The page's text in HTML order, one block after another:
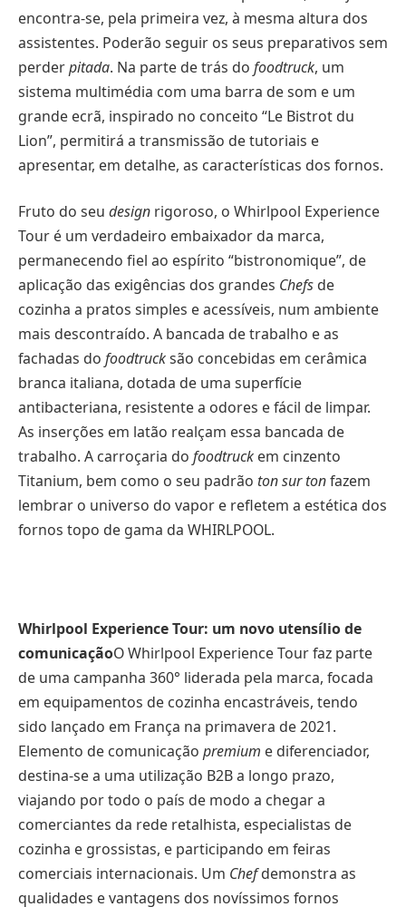
encontra-se, pela primeira vez, à mesma altura dos
assistentes. Poderão seguir os seus preparativos sem
perderpitada. Na parte de trás do foodtruck, um
sistema multimédia com uma barra de som e um
grande ecrã, inspirado no conceito “Le Bistrot du
Lion”, permitirá a transmissão de tutoriais e
apresentar, em detalhe, as características dos fornos.
Fruto do seu design rigoroso, o Whirlpool Experience
Tour é um verdadeiro embaixador da marca,
permanecendo fiel ao espírito “bistronomique”, de
aplicação das exigências dos grandes Chefs de
cozinha a pratos simples e acessíveis, num ambiente
mais descontraído. A bancada de trabalho e as
fachadas do foodtrucksão concebidas em cerâmica
branca italiana, dotada de uma superfície
antibacteriana, resistente a odores e fácil de limpar.
As inserções em latão realçam essa bancada de
trabalho. A carroçaria do foodtruck em cinzento
Titanium, bem como o seu padrão ton sur tonfazem
lembrar o universo do vapor e refletem a estética dos
fornos topo de gama da WHIRLPOOL.
Whirlpool Experience Tour: um novo utensílio de
comunicaçãoO Whirlpool Experience Tour faz parte
de uma campanha 360° liderada pela marca, focada
em equipamentos de cozinha encastráveis, tendo
sido lançado em França na primavera de 2021.
Elemento de comunicação premium e diferenciador,
destina-se a uma utilização B2B a longo prazo,
viajando por todo o país de modo a chegar a
comerciantes da rede retalhista, especialistas de
cozinha e grossistas, e participando em feiras
comerciais internacionais. Um Chefdemonstra as
qualidades e vantagens dos novíssimos fornos